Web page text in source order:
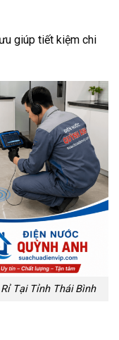
giúp tiết kiệm chi
Tại Tỉnh Thái Bình